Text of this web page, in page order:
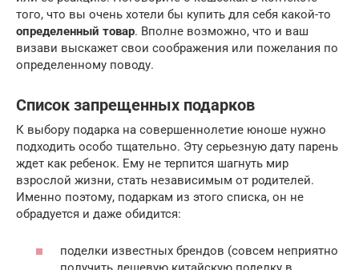
того, что вы очень хотели бы купить для себя какой-то
определенный товар. Вполне возможно, что и ваш
визави выскажет свои соображения или пожелания по
определенному поводу.
Список запрещенных подарков
К выбору подарка на совершеннолетие юноше нужно
подходить особо тщательно. Эту серьезную дату парень
ждет как ребенок. Ему не терпится шагнуть мир
взрослой жизни, стать независимым от родителей.
Именно поэтому, подаркам из этого списка, он не
обрадуется и даже обидится:
поделки известных брендов (совсем неприятно